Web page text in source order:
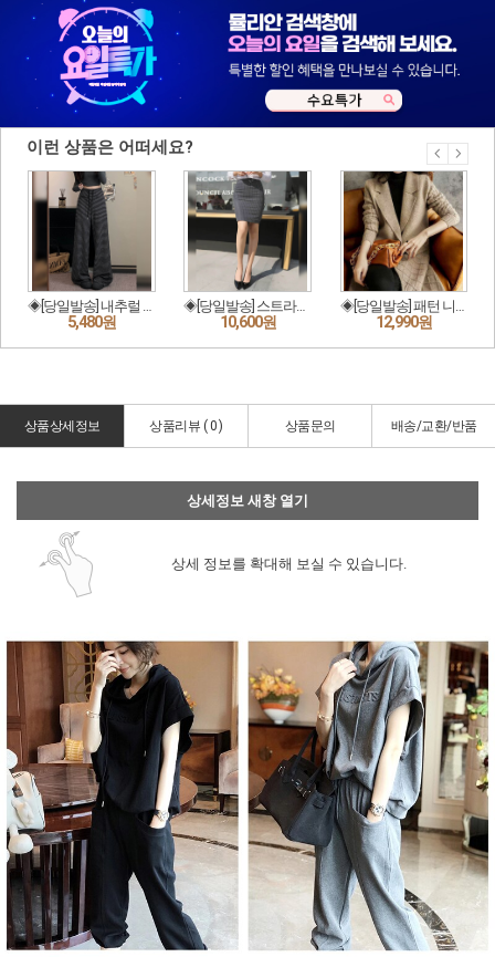
상품상세정보 상품리뷰 (0) 상품문의 배송/교환/반품
상세정보 새창 열기
상세 정보를 확대해 보실 수 있습니다.